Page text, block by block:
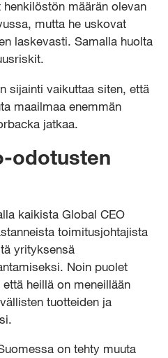
määrän olevan
mutta he uskovat
laskevasti. Samalla huolta
sijainti vaikuttaa siten, että
maailmaa enemmän
jatkaa.
odotusten
kaikista Global CEO
toimitusjohtajista
yrityksensä
Noin puolet
heillä on meneillään
tuotteiden ja
on tehty muuta